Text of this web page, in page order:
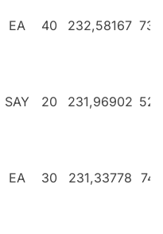
EA 40 232,58167
SAY 20 231,96902
EA 30 231,33778